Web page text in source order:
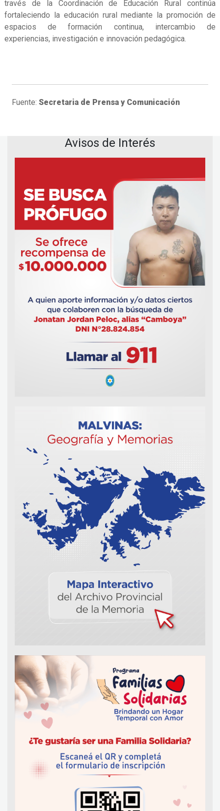
través de la Coordinación de Educación Rural continúa
fortaleciendo la educación rural mediante la promoción de
espacios de formación continua, intercambio de
experiencias, investigación e innovación pedagógica.
Fuente: Secretaria de Prensa y Comunicación
Avisos de Interés